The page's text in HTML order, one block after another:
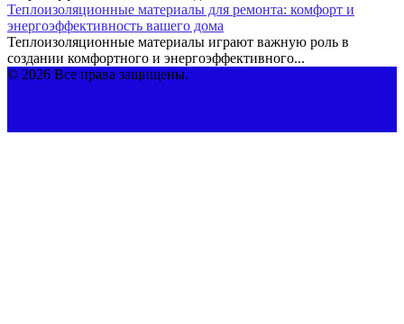
Теплоизоляционные материалы для ремонта: комфорт и
энергоэффективность вашего дома
Теплоизоляционные материалы играют важную роль в
создании комфортного и энергоэффективного...
© 2026 Все права защищены.